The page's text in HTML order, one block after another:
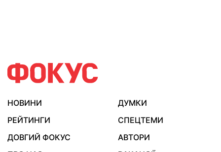
НОВИНИ
ДУМКИ
РЕЙТИНГИ
СПЕЦТЕМИ
ДОВГИЙ ФОКУС
АВТОРИ